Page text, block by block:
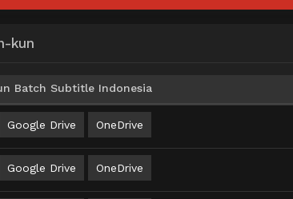
kun
Batch Subtitle Indonesia
Google Drive OneDrive
Google Drive OneDrive